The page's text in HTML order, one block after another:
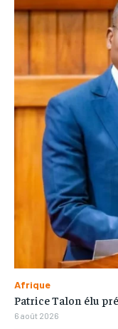
Afrique
Patrice Talon élu
6 août 2026